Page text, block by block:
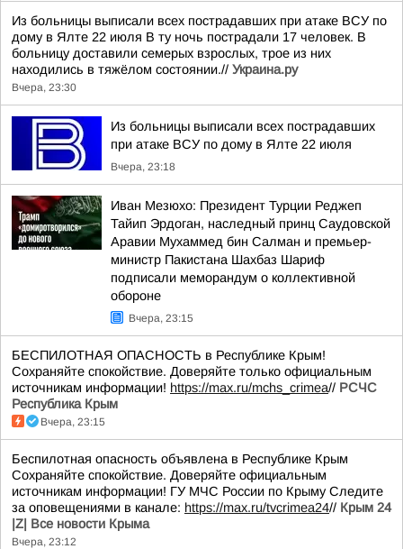
Из больницы выписали всех пострадавших при атаке ВСУ по
дому в Ялте 22 июля В ту ночь пострадали 17 человек. В
больницу доставили семерых взрослых, трое из них
находились в тяжёлом состоянии.// Украина.ру
Вчера, 23:30
Из больницы выписали всех пострадавших
при атаке ВСУ по дому в Ялте 22 июля
Вчера, 23:18
Иван Мезюхо: Президент Турции Реджеп
Тайип Эрдоган, наследный принц Саудовской
Аравии Мухаммед бин Салман и премьер-
министр Пакистана Шахбаз Шариф
подписали меморандум о коллективной
обороне
Вчера, 23:15
БЕСПИЛОТНАЯ ОПАСНОСТЬ в Республике Крым!
Сохраняйте спокойствие. Доверяйте только официальным
источникам информации! https://max.ru/mchs_crimea// РСЧС
Республика Крым
Вчера, 23:15
Беспилотная опасность объявлена в Республике Крым
Сохраняйте спокойствие. Доверяйте официальным
источникам информации! ГУ МЧС России по Крыму Следите
за оповещениями в канале: https://max.ru/tvcrimea24// Крым 24
|Z| Все новости Крыма
Вчера, 23:12